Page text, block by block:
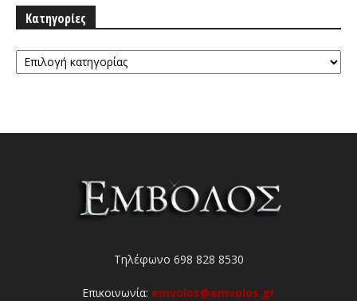
Κατηγορίες
Κατηγορίες
Τηλέφωνο 698 828 8530
Επικοινωνία: emvolos@emvolos.gr